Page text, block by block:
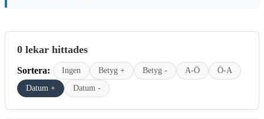
0 lekar hittades
Sortera: Ingen Betyg + Betyg - A-Ö
Ö-A
Datum +
Datum -